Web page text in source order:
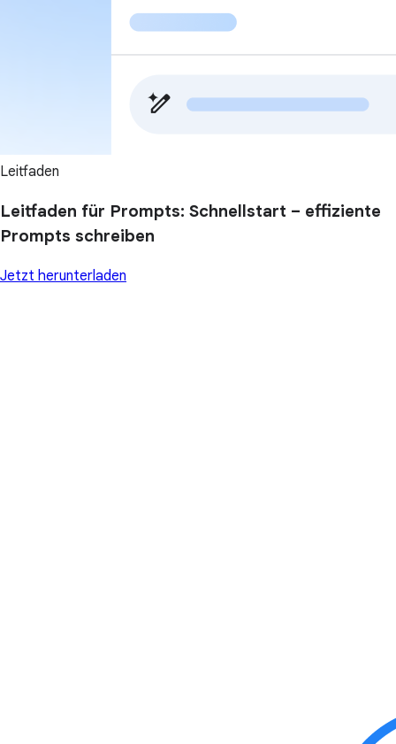
Leitfaden
Leitfaden für Prompts: Schnellstart – effiziente
Prompts schreiben
Jetzt herunterladen